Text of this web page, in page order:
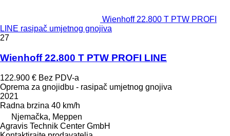
Wienhoff 22.800 T PTW PROFI
LINE rasipač umjetnog gnojiva
27
Wienhoff 22.800 T PTW PROFI LINE
122.900 € Bez PDV-a
Oprema za gnojidbu - rasipač umjetnog gnojiva
2021
Radna brzina 40 km/h
Njemačka, Meppen
Agravis Technik Center GmbH